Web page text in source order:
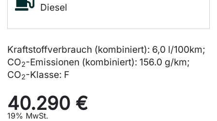
Diesel
Kraftstoffverbrauch (kombiniert): 6,0 l/100km;
CO2-Emissionen (kombiniert): 156.0 g/km;
CO2-Klasse: F
40.290 €
19% MwSt.